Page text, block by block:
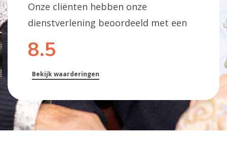
Onze cliënten hebben onze
dienstverlening beoordeeld met een
8.5
Bekijk waarderingen